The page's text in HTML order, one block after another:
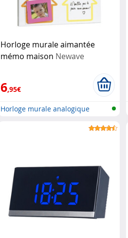
Horloge murale aimantée
mémo maison Newave
6,95€
Horloge murale analogique